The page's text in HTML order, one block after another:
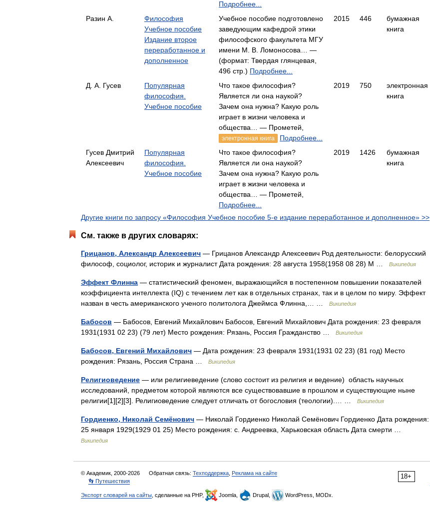
Подробнее...
Разин А.
Философия
Учебное пособие
Издание второе
переработанное и
дополненное
Учебное пособие подготовлено
заведующим кафедрой этики
философского факультета МГУ
имени М. В. Ломоносова… —
(формат: Твердая глянцевая,
496 стр.) Подробнее...
2015 446
бумажная
книга
Д. А. Гусев
Популярная
философия.
Учебное пособие
Что такое философия?
Является ли она наукой?
Зачем она нужна? Какую роль
играет в жизни человека и
общества… — Прометей,
электронная книга Подробнее...
2019 750
электронная
книга
Гусев Дмитрий
Алексеевич
Популярная
философия.
Учебное пособие
Что такое философия?
Является ли она наукой?
Зачем она нужна? Какую роль
играет в жизни человека и
общества… — Прометей,
Подробнее...
2019 1426
бумажная
книга
Другие книги по запросу «Философия Учебное пособие 5-е издание переработанное и дополненное» >>
См. также в других словарях:
Грицанов, Александр Алексеевич — Грицанов Александр Алексеевич Род деятельности: белорусский
философ, социолог, историк и журналист Дата рождения: 28 августа 1958(1958 08 28) М …
Википедия
Эффект Флинна — статистический феномен, выражающийся в постепенном повышении показателей
коэффициента интеллекта (IQ) с течением лет как в отдельных странах, так и в целом по миру. Эффект
назван в честь американского ученого политолога Джеймса Флинна,… …
Википедия
Бабосов — Бабосов, Евгений Михайлович Бабосов, Евгений Михайлович Дата рождения: 23 февраля
1931(1931 02 23) (79 лет) Место рождения: Рязань, Россия Гражданство …
Википедия
Бабосов, Евгений Михайлович — Дата рождения: 23 февраля 1931(1931 02 23) (81 год) Место
рождения: Рязань, Россия Страна …
Википедия
Религиоведение — или религиеведение (слово состоит из религия и ведение) область научных
исследований, предметом которой являются все существовавшие в прошлом и существующие ныне
религии[1][2][3]. Религиоведение следует отличать от богословия (теологии).… …
Википедия
Гордиенко, Николай Семёнович — Николай Гордиенко Николай Семёнович Гордиенко Дата рождения:
25 января 1929(1929 01 25) Место рождения: с. Андреевка, Харьковская область Дата смерти …
Википедия
18+
© Академик, 2000-2026 Обратная связь: Техподдержка Реклама на сайте
👣 Путешествия
Экспорт словарей на сайты , сделанные на PHP, Joomla, Drupal, WordPress, MODx.